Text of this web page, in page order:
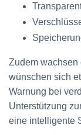
Zudem wachsen
wünschen sich
Warnung bei
Unterstützung
eine intelligente